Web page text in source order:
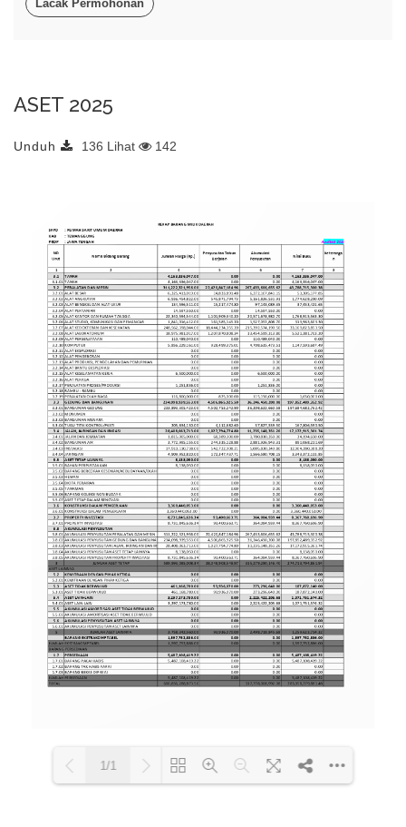
Lacak Permohonan
ASET 2025
Unduh 136 Lihat 142
1/1